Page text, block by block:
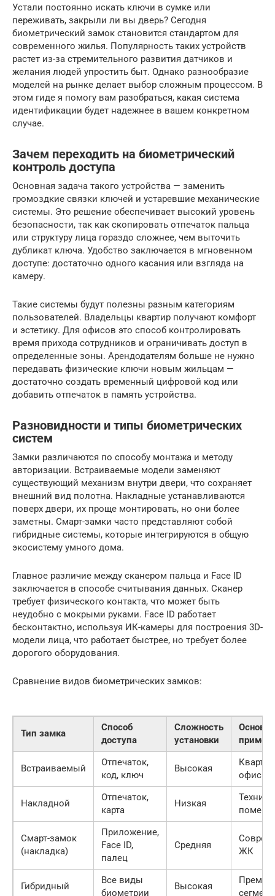
Устали постоянно искать ключи в сумке или
переживать, закрыли ли вы дверь? Сегодня
биометрический замок становится стандартом для
современного жилья. Популярность таких устройств
растет из-за стремительного развития датчиков и
желания людей упростить быт. Однако разнообразие
моделей на рынке делает выбор сложным процессом. В
этом гиде я помогу вам разобраться, какая система
идентификации будет надежнее в вашем конкретном
случае.
Зачем переходить на биометрический
контроль доступа
Основная задача такого устройства — заменить
громоздкие связки ключей и устаревшие механические
системы. Это решение обеспечивает высокий уровень
безопасности, так как скопировать отпечаток пальца
или структуру лица гораздо сложнее, чем выточить
дубликат ключа. Удобство заключается в мгновенном
доступе: достаточно одного касания или взгляда на
камеру.
Такие системы будут полезны разным категориям
пользователей. Владельцы квартир получают комфорт
и эстетику. Для офисов это способ контролировать
время прихода сотрудников и ограничивать доступ в
определенные зоны. Арендодателям больше не нужно
передавать физические ключи новым жильцам —
достаточно создать временный цифровой код или
добавить отпечаток в память устройства.
Разновидности и типы биометрических
систем
Замки различаются по способу монтажа и методу
авторизации. Встраиваемые модели заменяют
существующий механизм внутри двери, что сохраняет
внешний вид полотна. Накладные устанавливаются
поверх двери, их проще монтировать, но они более
заметны. Смарт-замки часто представляют собой
гибридные системы, которые интегрируются в общую
экосистему умного дома.
Главное различие между сканером пальца и Face ID
заключается в способе считывания данных. Сканер
требует физического контакта, что может быть
неудобно с мокрыми руками. Face ID работает
бесконтактно, используя ИК-камеры для построения 3D-
модели лица, что работает быстрее, но требует более
дорогого оборудования.
Сравнение видов биометрических замков:
Тип замка
Способ
доступа
Сложность
установки
Встраиваемый
Отпечаток,
код, ключ
Высокая
офисы
Накладной
Отпечаток,
карта
Низкая
Смарт-замок
(накладка)
Приложение,
Face ID,
палец
Средняя
ЖК
Гибридный
Все виды
биометрии
Высокая
сегмент